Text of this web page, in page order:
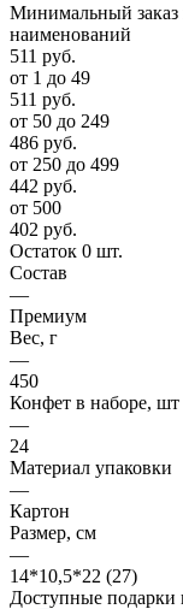
Минимальный заказ
наименований
511 руб.
от 1 до 49
511 руб.
от 50 до 249
486 руб.
от 250 до 499
442 руб.
от 500
402 руб.
Остаток 0 шт.
Состав
—
Премиум
Вес, г
—
450
Конфет в наборе, шт
—
24
Материал упаковки
—
Картон
Размер, см
—
14*10,5*22 (27)
Доступные подарки